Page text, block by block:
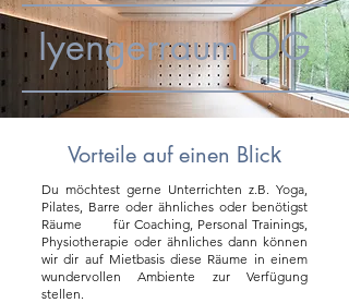
Iyengerraum OG
Vorteile auf einen Blick
Du möchtest gerne Unterrichten z.B. Yoga,
Pilates, Barre oder ähnliches oder benötigst
Räume für Coaching, Personal Trainings,
Physiotherapie oder ähnliches dann können
wir dir auf Mietbasis diese Räume in einem
wundervollen Ambiente zur Verfügung
stellen. ​